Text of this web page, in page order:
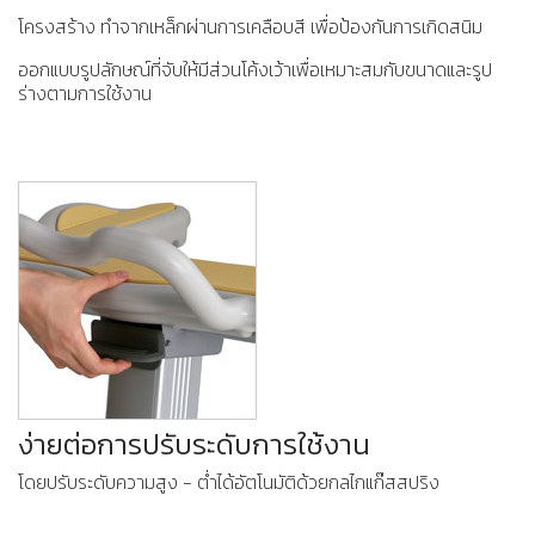
โครงสร้าง ทำจากเหล็กผ่านการเคลือบสี เพื่อป้องกันการเกิดสนิม
ออกแบบรูปลักษณ์ที่จับให้มีส่วนโค้งเว้าเพื่อเหมาะสมกับขนาดและรูป
ร่างตามการใช้งาน
ง่ายต่อการปรับระดับการใช้งาน
โดยปรับระดับความสูง - ตํ่าได้อัตโนมัติด้วยกลไกแก๊สสปริง